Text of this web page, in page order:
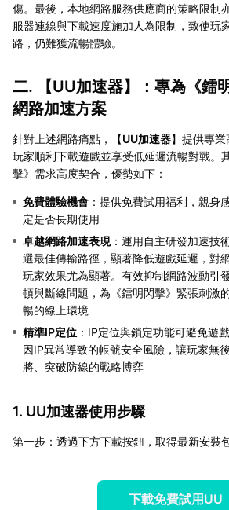
傷。最後，本地網路服務供應商的策略限制
服器連線與下載速度施加人為限制，致使玩
路，仍難獲流暢體驗。
二. 【UU加速器】：專為《鐳
網路加速方案
針對上述網路痛點，【UU加速器】提供專
玩家順利下載遊戲並享受低延遲流暢對戰。
擊》需求高度契合，優勢如下：
免費體驗機會 ：提供免費試用福利，親身
定是否長期使用
卓越網路加速表現：運用自主研發加速技
選最佳傳輸路徑，顯著降低遊戲延遲，對
玩家效果尤為顯著。有效抑制網路波動引
頓與斷線問題，為《鐳明閃擊》緊張刺激
暢的線上環境
精準IP定位 ：IP定位與鎖定功能可避免遊
因IP異常導致的帳號安全風險，讓玩家無
將、突破防線的戰略博弈
1. UU加速器使用步驟
第一步：透過下方下載按鈕，取得最新安裝
下載免費試用UU